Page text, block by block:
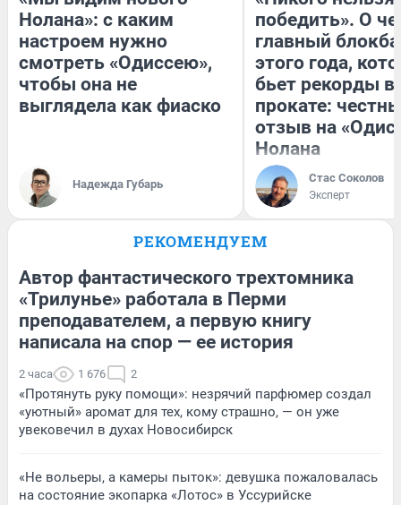
Нолана»: с каким
настроем нужно
смотреть «Одиссею»,
чтобы она не
выглядела как фиаско
Надежда Губарь
победить». О
главный
этого года,
бьет рекорды в
прокате:
отзыв на
Нолана
Стас Соколов
Эксперт
РЕКОМЕНДУЕМ
Автор фантастического трехтомника
«Трилунье» работала в Перми
преподавателем, а первую книгу
написала на спор — ее история
2 часа 1 676 2
«Протянуть руку помощи»: незрячий парфюмер создал
«уютный» аромат для тех, кому страшно, — он уже
увековечил в духах Новосибирск
«Не вольеры, а камеры пыток»: девушка пожаловалась
на состояние экопарка «Лотос» в Уссурийске